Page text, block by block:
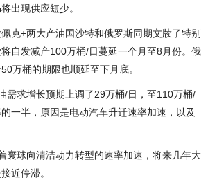
出现供应短少。
+两大产油国沙特和俄罗斯同期文牍了特别
自发减产100万桶/日蔓延一个月至8月份。俄
万桶的期限也顺延至下月底。
求增长预期上调了29万桶/日，至110万桶/
一半，原因是电动汽车升迁速率加速，以及
球向清洁动力转型的速率加速，将来几年大
近停滞。